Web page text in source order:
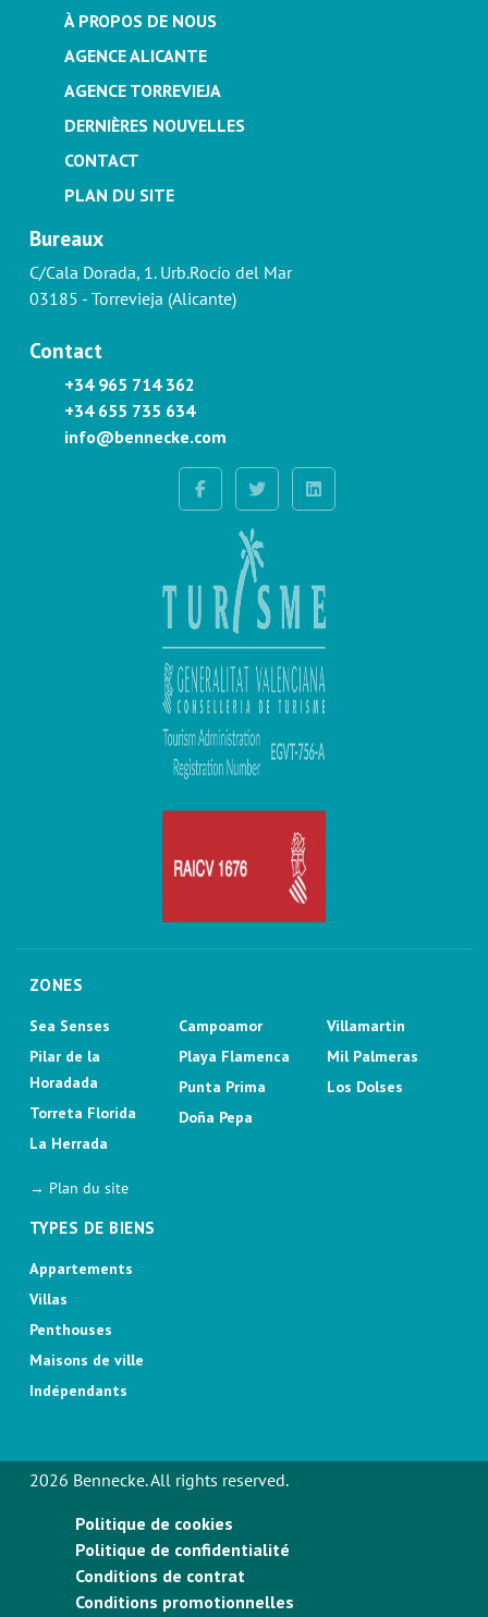
À PROPOS DE NOUS
AGENCE ALICANTE
AGENCE TORREVIEJA
DERNIÈRES NOUVELLES
CONTACT
PLAN DU SITE
Bureaux
C/Cala Dorada, 1. Urb.Rocío del Mar
03185 - Torrevieja (Alicante)
Contact
+34 965 714 362
+34 655 735 634
info@bennecke.com
ZONES
Sea Senses
Pilar de la
Horadada
Torreta Florida
La Herrada
Campoamor
Playa Flamenca
Punta Prima
Doña Pepa
Villamartin
Mil Palmeras
Los Dolses
→ Plan du site
TYPES DE BIENS
Appartements
Villas
Penthouses
Maisons de ville
Indépendants
2026 Bennecke. All rights reserved.
Politique de cookies
Politique de confidentialité
Conditions de contrat
Conditions promotionnelles